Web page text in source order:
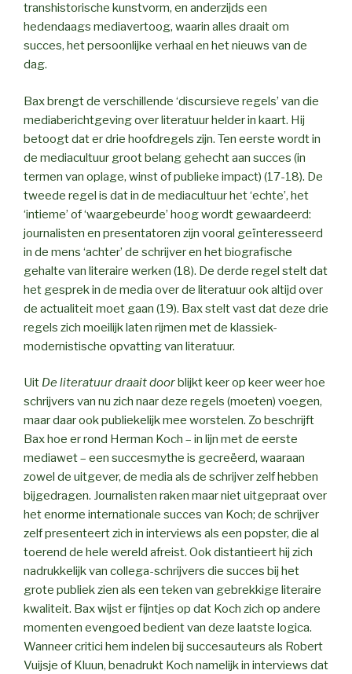
transhistorische kunstvorm, en anderzijds een
hedendaags mediavertoog, waarin alles draait om
succes, het persoonlijke verhaal en het nieuws van de
dag.
Bax brengt de verschillende ‘discursieve regels’ van die
mediaberichtgeving over literatuur helder in kaart. Hij
betoogt dat er drie hoofdregels zijn. Ten eerste wordt in
de mediacultuur groot belang gehecht aan succes (in
termen van oplage, winst of publieke impact) (17-18). De
tweede regel is dat in de mediacultuur het ‘echte’, het
‘intieme’ of ‘waargebeurde’ hoog wordt gewaardeerd:
journalisten en presentatoren zijn vooral geïnteresseerd
in de mens ‘achter’ de schrijver en het biografische
gehalte van literaire werken (18). De derde regel stelt dat
het gesprek in de media over de literatuur ook altijd over
de actualiteit moet gaan (19). Bax stelt vast dat deze drie
regels zich moeilijk laten rijmen met de klassiek-
modernistische opvatting van literatuur.
Uit De literatuur draait doorblijkt keer op keer weer hoe
schrijvers van nu zich naar deze regels (moeten) voegen,
maar daar ook publiekelijk mee worstelen. Zo beschrijft
Bax hoe er rond Herman Koch – in lijn met de eerste
mediawet – een succesmythe is gecreëerd, waaraan
zowel de uitgever, de media als de schrijver zelf hebben
bijgedragen. Journalisten raken maar niet uitgepraat over
het enorme internationale succes van Koch; de schrijver
zelf presenteert zich in interviews als een popster, die al
toerend de hele wereld afreist. Ook distantieert hij zich
nadrukkelijk van collega-schrijvers die succes bij het
grote publiek zien als een teken van gebrekkige literaire
kwaliteit. Bax wijst er fijntjes op dat Koch zich op andere
momenten evengoed bedient van deze laatste logica.
Wanneer critici hem indelen bij succesauteurs als Robert
Vuijsje of Kluun, benadrukt Koch namelijk in interviews dat